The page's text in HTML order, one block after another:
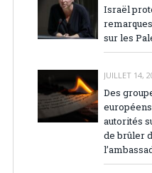
Israël
sur les
JUILLET 14,
Des
autorités
de brûler